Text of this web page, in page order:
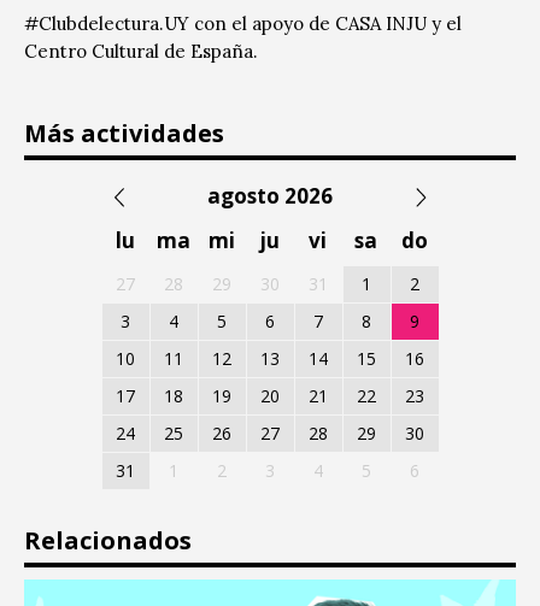
#Clubdelectura.UY con el apoyo de CASA INJU y el
Centro Cultural de España.
Más actividades
agosto 2026
lu
ma mi ju vi sa do
27 28 29 30 31 1
2
3
4 5 6 7 8
9
10
11 12 13 14 15
16
17
18 19 20 21 22
23
24
25 26 27 28 29
30
31
1 2 3 4 5 6
Relacionados